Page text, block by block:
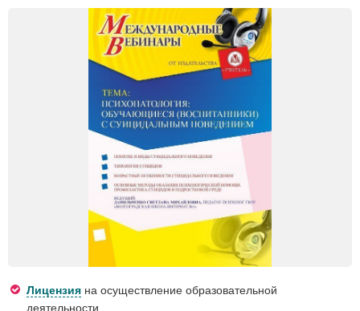
Лицензия на осуществление образовательной
деятельности